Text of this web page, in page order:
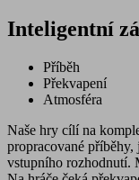
Inteligentní
Příběh
Překvapení
Atmosféra
Naše hry cílí na
propracované
vstupního rozhodnutí.